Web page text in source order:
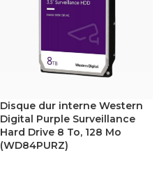
Disque dur interne Western
Digital Purple Surveillance
Hard Drive 8 To, 128 Mo
(WD84PURZ)